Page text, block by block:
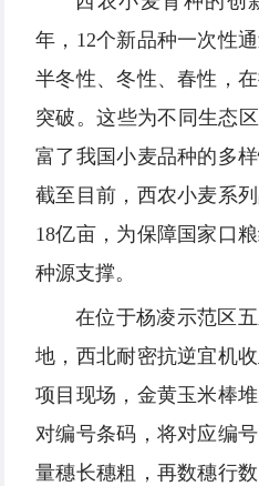
年，12个新品种一次性
半冬性、冬性、春性，
突破。这些为不同生态
富了我国小麦品种的多
截至目前，西农小麦系
18亿亩，为保障国家口
种源支撑。
在位于杨凌示范区
地，西北耐密抗逆宜机
项目现场，金黄玉米棒
对编号条码，将对应编
量穗长穗粗，再数穗行